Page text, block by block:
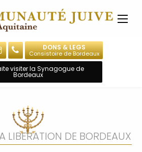
DONS & LEGS
Consistoire de Bordeaux
visiter la Synagogue de
Bordeaux
LIBERATION DE BORDEAUX